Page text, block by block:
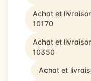
Achat et
10170
Achat et
10350
Achat et